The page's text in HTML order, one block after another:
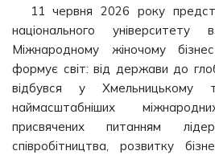
11 червня 2026 року
національного
Міжнародному жіночому
формує світ: від держави до
відбувся у
наймасштабніших
присвячених питанням
співробітництва, розвитку